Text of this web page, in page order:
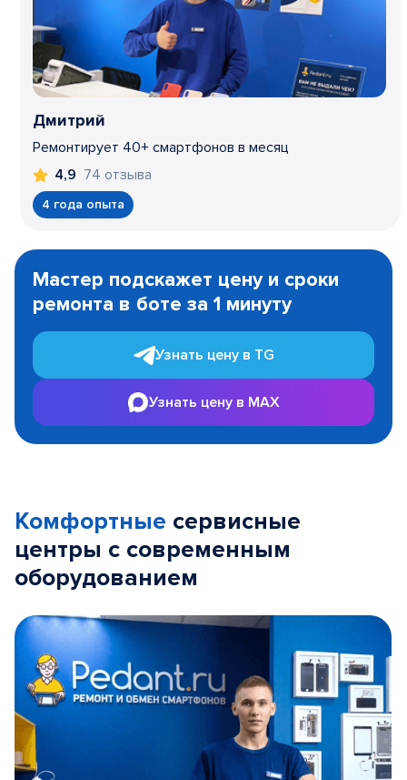
Дмитрий
Ремонтирует 40+ смартфонов в месяц
4,9 74 отзыва
4 года опыта
1
Мастер подскажет цену и сроки
ремонта в боте за 1 минуту
Узнать цену в TG
Узнать цену в MAX
Комфортные сервисные
центры с современным
оборудованием